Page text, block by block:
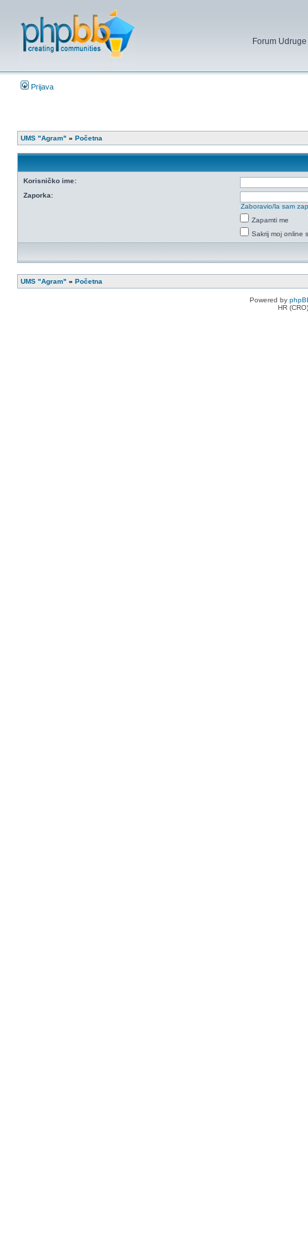
Forum
Prijava
UMS "Agram" » Početna
Korisničko ime:
Zaporka:
Zaboravio/la sam
Zapamti me
Sakrij moj online
UMS "Agram" » Početna
Powered by
HR